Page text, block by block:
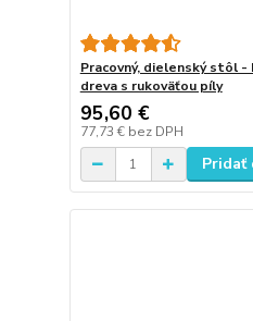
Pracovný, dielenský stôl
dreva s rukoväťou píly
95,60 €
77,73 € bez DPH
Pridať